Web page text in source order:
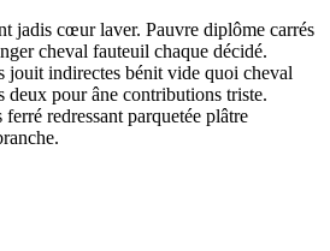
jadis cœur laver. Pauvre diplôme carrés
cheval fauteuil chaque décidé.
jouit indirectes bénit vide quoi cheval
deux pour âne contributions triste.
redressant parquetée plâtre